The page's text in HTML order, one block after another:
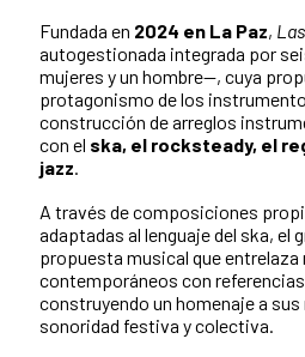
Fundada en 2024 en La Paz,
autogestionada integrada por
mujeres y un hombre—, cuya
protagonismo de los
construcción de arreglos
con el ska, el rocksteady, el
jazz.
A través de composiciones
adaptadas al lenguaje del ska, el
propuesta musical que
contemporáneos con
construyendo un homenaje a sus
sonoridad festiva y colectiva.